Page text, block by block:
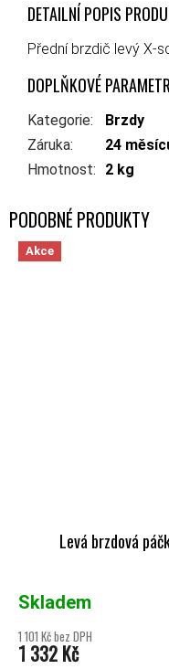
DETAILNÍ POPIS
Přední brzdič levý X-
DOPLŇKOVÉ
Kategorie:
Brzdy
Záruka:
24
Hmotnost: 2 kg
Akce
Levá brzdová
Skladem
1 101 Kč bez DPH
1 332 Kč